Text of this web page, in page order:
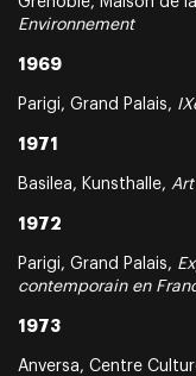
Environnement
1969
Parigi, Grand Palais,
1971
Basilea, Kunsthalle,
1972
Parigi, Grand Palais,
contemporain en
1973
Anversa, Centre